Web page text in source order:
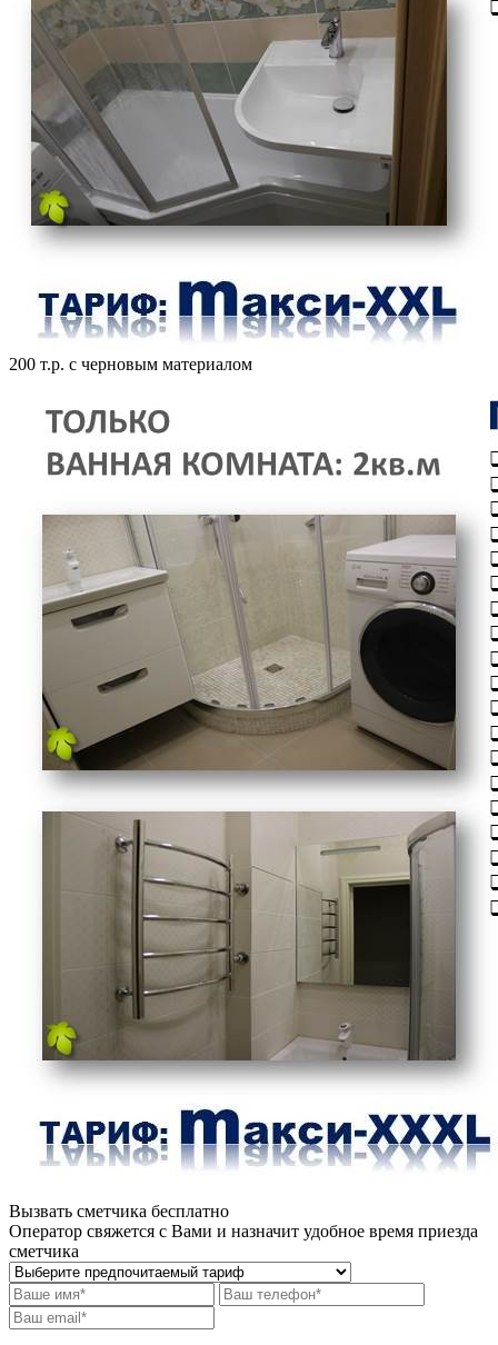
200 т.р. с черновым материалом
Вызвать сметчика бесплатно
Оператор свяжется с Вами и назначит удобное время приезда
сметчика